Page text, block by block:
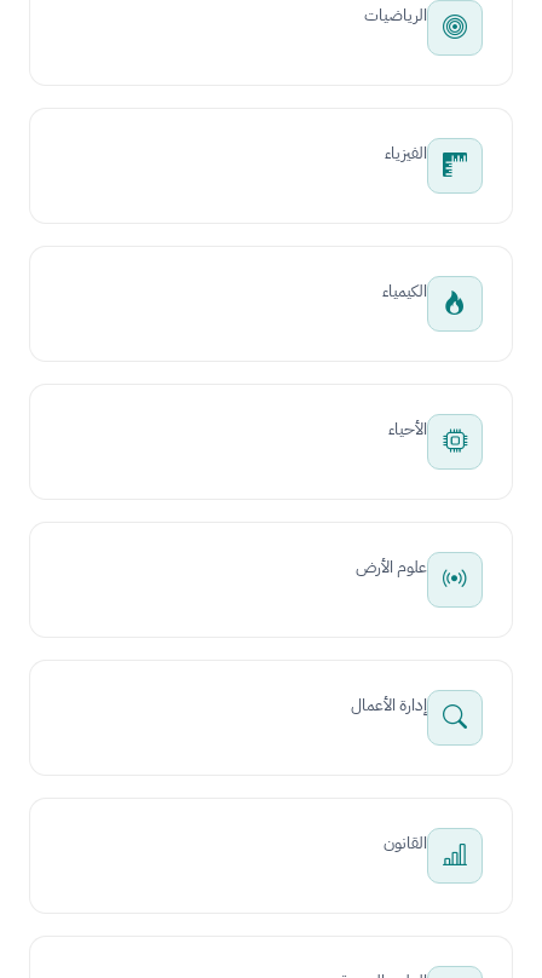
الرياضيات
الفيزياء
الكيمياء
الأحياء
علوم الأرض
إدارة الأعمال
القانون